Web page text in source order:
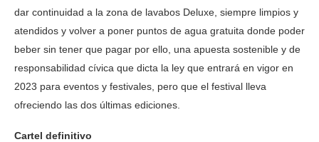
dar continuidad a la zona de lavabos Deluxe, siempre limpios y
atendidos y volver a poner puntos de agua gratuita donde poder
beber sin tener que pagar por ello, una apuesta sostenible y de
responsabilidad cívica que dicta la ley que entrará en vigor en
2023 para eventos y festivales, pero que el festival lleva
ofreciendo las dos últimas ediciones.
Cartel definitivo